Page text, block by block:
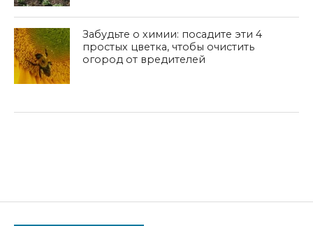
Забудьте о химии: посадите эти 4
простых цветка, чтобы очистить
огород от вредителей